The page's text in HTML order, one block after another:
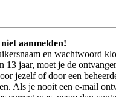
aanmelden!
en wachtwoord
13 jaar, moet je de
jezelf of door een
Als je nooit een e-mail